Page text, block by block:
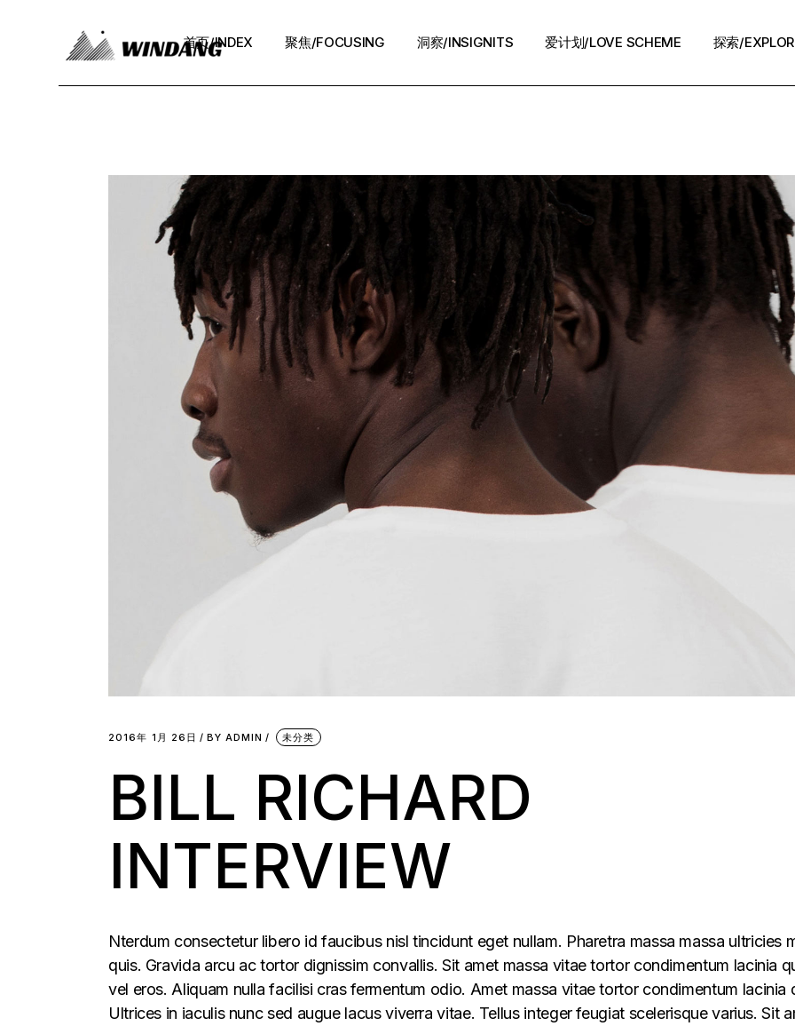
首页/INDEX 聚焦/FOCUSING 洞察/INSIGNITS 爱计划/LOVE SCHEME
脱单案例/STORIES
夜话/Night Chat
探索/
2016年 1月 26日 BY ADMIN 未分类
BILL RICHARD
INTERVIEW
Nterdum consectetur libero id faucibus nisl tincidunt eget nullam. Pharetra massa massa ultricies
quis. Gravida arcu ac tortor dignissim convallis. Sit amet massa vitae tortor condimentum lacinia
vel eros. Aliquam nulla facilisi cras fermentum odio. Amet massa vitae tortor condimentum lacinia
Ultrices in iaculis nunc sed augue lacus viverra vitae. Tellus integer feugiat scelerisque varius. Sit